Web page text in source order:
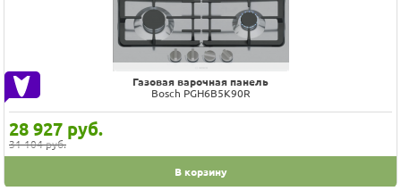
Газовая варочная панель
Bosch PGH6B5K90R
28 927 руб.
31 104 руб.
В корзину